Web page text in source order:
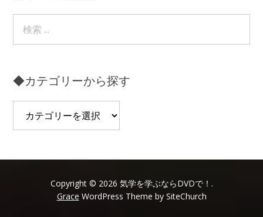
◆カテゴリーから探す
Copyright © 2026 気学を学ぶならDVDで！.
Grace WordPress Theme by SiteChurch